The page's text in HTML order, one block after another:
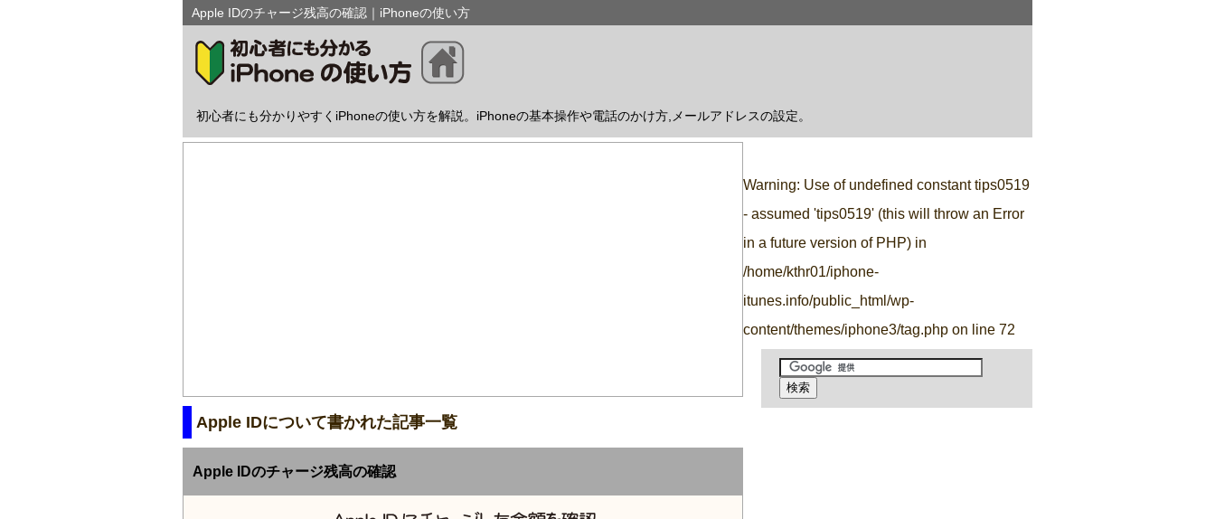
Apple IDのチャージ残高の確認｜iPhoneの使い方
初心者にも分かりやすくiPhoneの使い方を解説。iPhoneの基本操作や電話のかけ方,メールアドレスの設定。
Apple IDについて書かれた記事一覧
Apple IDのチャージ残高の確認
Warning: Use of undefined constant tips0519
- assumed 'tips0519' (this will throw an Error
in a future version of PHP) in
/home/kthr01/iphone-
itunes.info/public_html/wp-
content/themes/iphone3/tag.php on line 72